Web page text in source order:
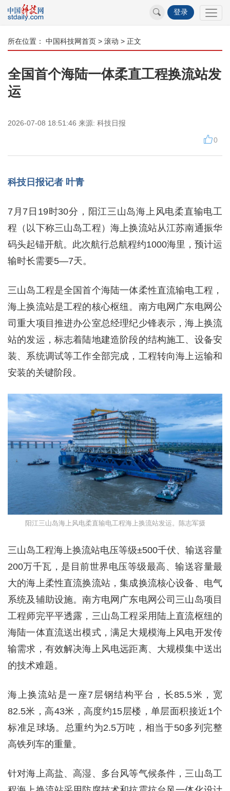
登录
所在位置： 中国科技网首页 > 滚动 > 正文
全国首个海陆一体柔直工程换流站发
运
2026-07-08 18:51:46 来源: 科技日报
0
科技日报记者 叶青
7月7日19时30分，阳江三山岛海上风电柔直输电工
程（以下称三山岛工程）海上换流站从江苏南通振华
码头起锚开航。此次航行总航程约1000海里，预计运
输时长需要5—7天。
三山岛工程是全国首个海陆一体柔性直流输电工程，
海上换流站是工程的核心枢纽。南方电网广东电网公
司重大项目推进办公室总经理纪少锋表示，海上换流
站的发运，标志着陆地建造阶段的结构施工、设备安
装、系统调试等工作全部完成，工程转向海上运输和
安装的关键阶段。
阳江三山岛海上风电柔直输电工程海上换流站发运。陈志军摄
三山岛工程海上换流站电压等级±500千伏、输送容量
200万千瓦，是目前世界电压等级最高、输送容量最
大的海上柔性直流换流站，集成换流核心设备、电气
系统及辅助设施。南方电网广东电网公司三山岛项目
工程师完平平透露，三山岛工程采用陆上直流枢纽的
海陆一体直流送出模式，满足大规模海上风电开发传
输需求，有效解决海上风电远距离、大规模集中送出
的技术难题。
海上换流站是一座7层钢结构平台，长85.5米，宽
82.5米，高43米，高度约15层楼，单层面积接近1个
标准足球场。总重约为2.5万吨，相当于50多列完整
高铁列车的重量。
针对海上高盐、高湿、多台风等气候条件，三山岛工